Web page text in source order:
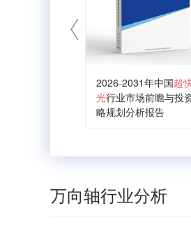
2026-2031年中国超
光行业市场前瞻与投
略规划分析报告
万向轴行业分析